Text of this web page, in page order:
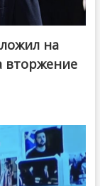
на
вторжение